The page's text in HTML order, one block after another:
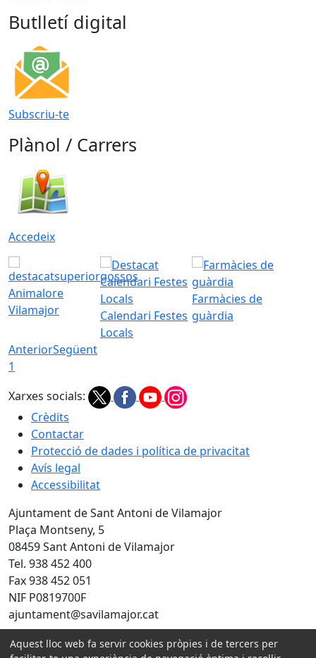
Butlletí digital
Subscriu-te
Plànol / Carrers
Accedeix
Animalore
Vilamajor
Calendari Festes
Locals
Farmàcies de
guàrdia
AnteriorSegüent
1
Xarxes socials:
Crèdits
Contactar
Protecció de dades i política de privacitat
Avís legal
Accessibilitat
Ajuntament de Sant Antoni de Vilamajor
Plaça Montseny, 5
08459 Sant Antoni de Vilamajor
Tel. 938 452 400
Fax 938 452 051
NIF P0819700F
ajuntament@savilamajor.cat
Aquest lloc web fa servir cookies pròpies i de tercers per